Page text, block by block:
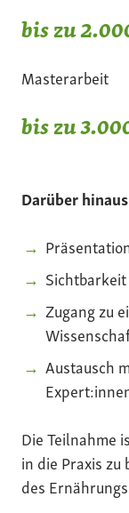
bis zu
Masterarbeit
bis zu
Darüber
Zugang zu
Austausch
Die Teilnahme
in die Praxis
des